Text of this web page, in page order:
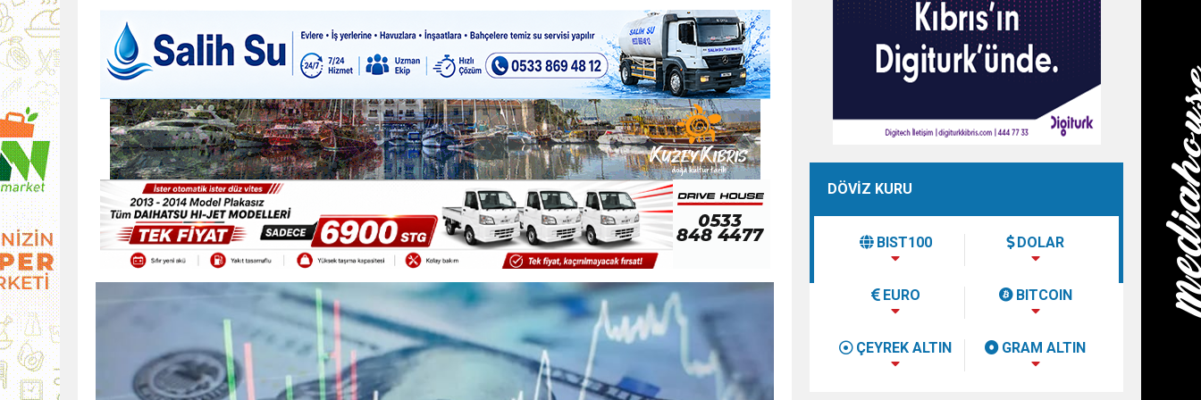
9:30 SON DAKİKA
13:42 BEROVA: HAYAT PAHALILIĞI ÖNGÖRÜMÜZ YÜZDE 7.5 İLE 8.5 ARASINDA
20:30 Cumhurbaşkanı Erhürman sergi açılışında fenalaşarak hastaneye kaldırıldı DÖVİZ KURU
BIST100 DOLAR
EURO BITCOIN
ÇEYREK ALTIN GRAM ALTIN